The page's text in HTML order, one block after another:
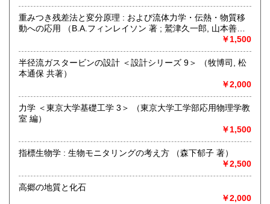
自然科学等の学術書・専門書・その他資料買取り致します。
電話・FAX・メール等でお気軽にご相談下さいませ。
出張買取・配送料着払い(当店の支払い)で送って頂くことも
※お送り頂く場合は必ず事前にご連絡下さいませ。
取り扱い分野
【地球科学(地質・鉱物)・天文学・動物学・植物学・その他
自然科学】
重みつき残差法と変分原理 : および流体力学・伝熱・物質移
動への応用 （B.A.フィンレイソン 著 ; 鷲津久一郎, 山本善之,
￥1,500
半径流ガスタービンの設計 ＜設計シリーズ 9＞ （牧博司, 松
本通保 共著）
￥2,000
力学 ＜東京大学基礎工学 3＞ （東京大学工学部応用物理学教
室 編）
￥1,500
指標生物学 : 生物モニタリングの考え方 （森下郁子 著）
￥2,500
高郷の地質と化石
￥2,000